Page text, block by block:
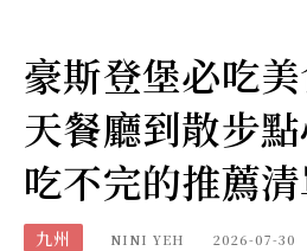
豪斯登堡必吃
天餐廳到散步
吃不完的推薦
九州 NINI YEH 2026-07-30